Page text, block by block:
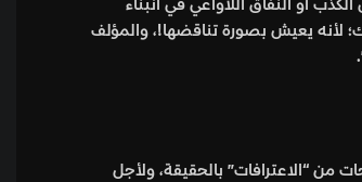
أو النفاق اللاواعي في انبناء
لأنه يعيش بصورة تناقضها!، والمؤلف
من “الاعترافات” بالحقيقة، ولأجل